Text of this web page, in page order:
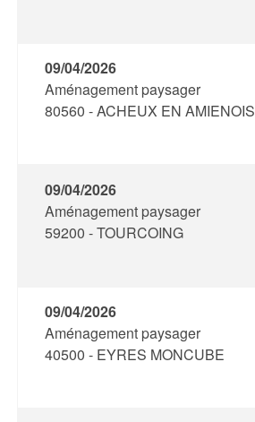
09/04/2026
Aménagement paysager
80560 - ACHEUX EN AMIENOIS
09/04/2026
Aménagement paysager
59200 - TOURCOING
09/04/2026
Aménagement paysager
40500 - EYRES MONCUBE